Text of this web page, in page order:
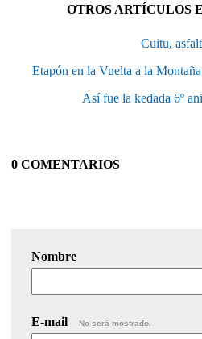
OTROS ARTÍCULOS
Cuitu,
Etapón en la Vuelta a la
Así fue la kedada 6º
0 COMENTARIOS
Nombre
E-mail No será mostrado.